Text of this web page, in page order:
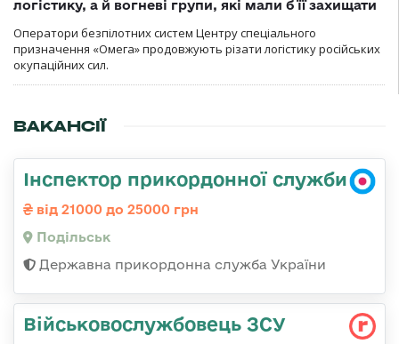
логістику, а й вогневі групи, які мали б її захищати
Оператори безпілотних систем Центру спеціального
призначення «Омега» продовжують різати логістику російських
окупаційних сил.
ВАКАНСІЇ
Інспектор прикордонної служби
від 21000 до 25000 грн
Подільськ
Державна прикордонна служба України
Військовослужбовець ЗСУ